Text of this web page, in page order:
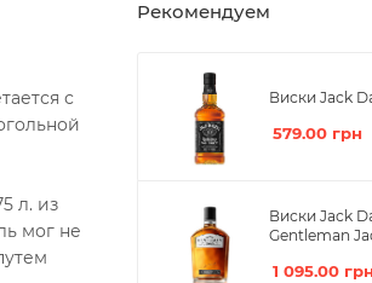
с
л. из
мог не
Рекомендуем
Виски Jack
579.00 грн
Виски Jack
Gentleman
1 095.00 грн